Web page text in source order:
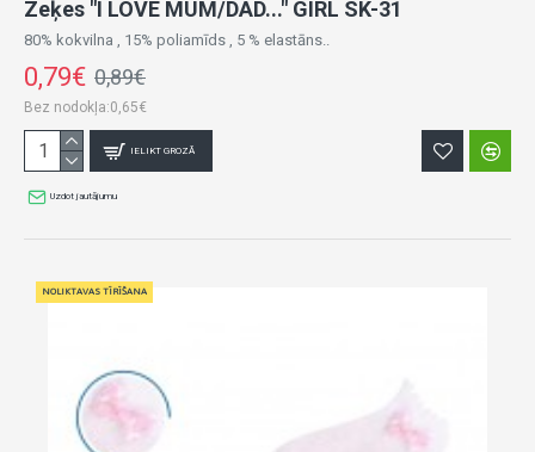
Zeķes "I LOVE MUM/DAD..." GIRL SK-31
80% kokvilna , 15% poliamīds , 5 % elastāns..
0,79€ 0,89€
Bez nodokļa:0,65€
IELIKT GROZĀ
Uzdot jautājumu
NOLIKTAVAS TĪRĪŠANA